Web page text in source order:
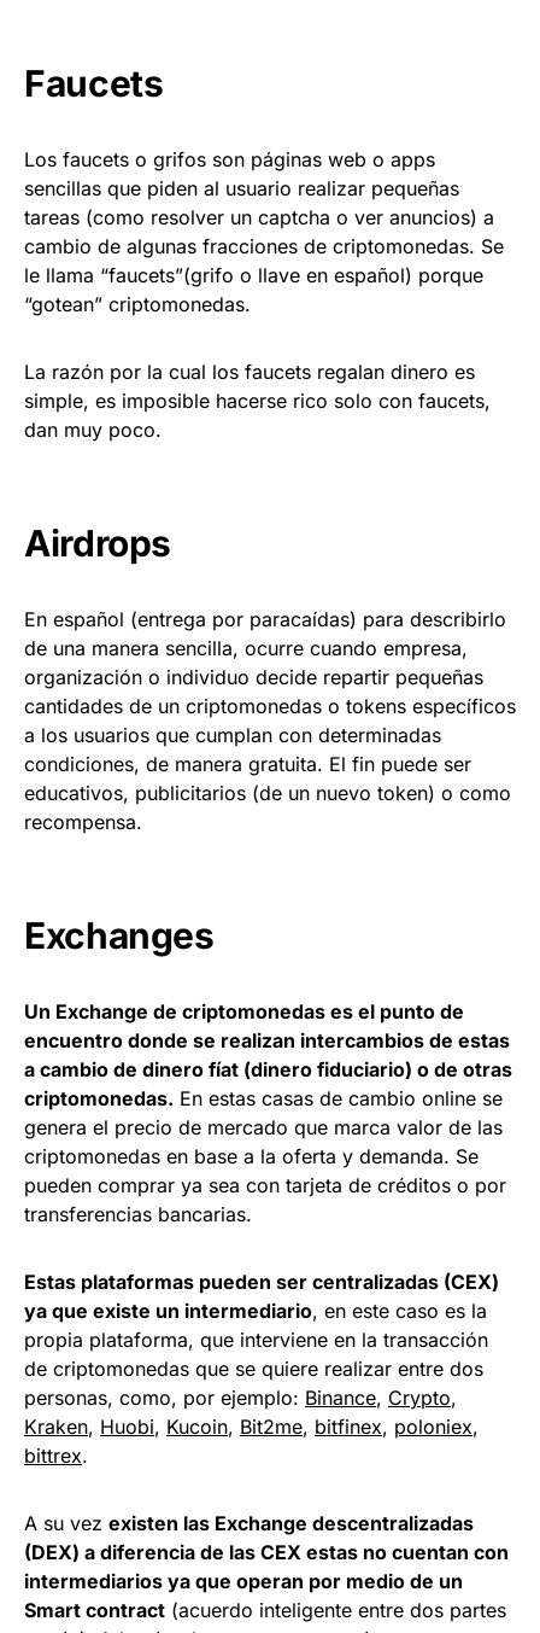
Faucets
Los faucets o grifos son páginas web o apps
sencillas que piden al usuario realizar pequeñas
tareas (como resolver un captcha o ver anuncios) a
cambio de algunas fracciones de criptomonedas. Se
le llama “faucets”(grifo o llave en español) porque
“gotean” criptomonedas.
La razón por la cual los faucets regalan dinero es
simple, es imposible hacerse rico solo con faucets,
dan muy poco.
Airdrops
En español (entrega por paracaídas) para describirlo
de una manera sencilla, ocurre cuando empresa,
organización o individuo decide repartir pequeñas
cantidades de un criptomonedas o tokens específicos
a los usuarios que cumplan con determinadas
condiciones, de manera gratuita. El fin puede ser
educativos, publicitarios (de un nuevo token) o como
recompensa.
Exchanges
Un Exchange de criptomonedas es el punto de
encuentro donde se realizan intercambios de estas
a cambio de dinero fíat (dinero fiduciario) o de otras
criptomonedas. En estas casas de cambio online se
genera el precio de mercado que marca valor de las
criptomonedas en base a la oferta y demanda. Se
pueden comprar ya sea con tarjeta de créditos o por
transferencias bancarias.
Estas plataformas pueden ser centralizadas (CEX)
ya que existe un intermediario, en este caso es la
propia plataforma, que interviene en la transacción
de criptomonedas que se quiere realizar entre dos
personas, como, por ejemplo: Binance, Crypto,
Kraken, Huobi, Kucoin, Bit2me, bitfinex, poloniex,
bittrex.
A su vez existen las Exchange descentralizadas
(DEX) a diferencia de las CEX estas no cuentan con
intermediarios ya que operan por medio de un
Smart contract (acuerdo inteligente entre dos partes